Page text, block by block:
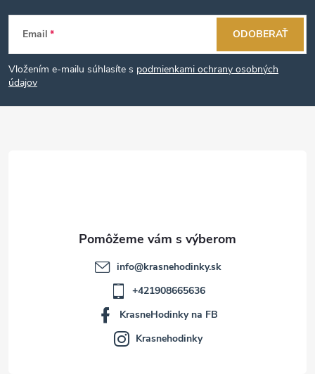
Z
á
p
Email
Vložením e-mailu súhlasíte s podmienkami ochrany osobných
údajov
ODOBERAŤ
info@krasnehodinky.sk
+421908665636
KrasneHodinky na FB
Krasnehodinky